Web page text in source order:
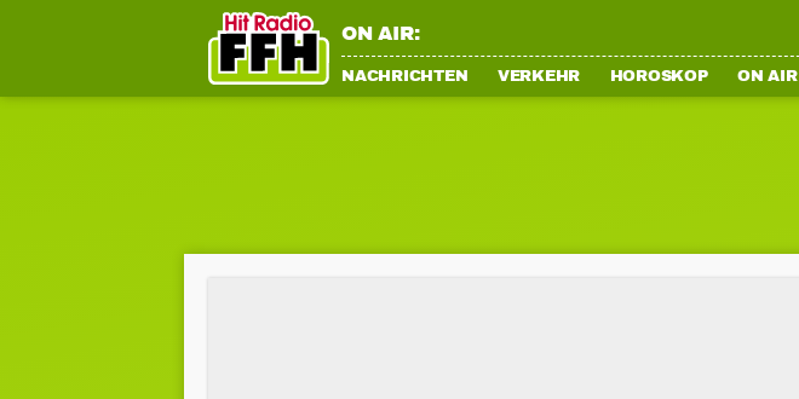
ON AIR:
NACHRICHTEN VERKEHR HOROSKOP ON AIR